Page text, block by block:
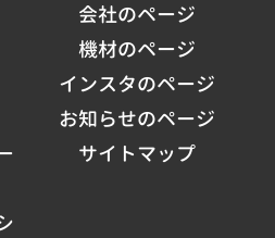
会社のページ
機材のページ
インスタのページ
お知らせのページ
サイトマップ